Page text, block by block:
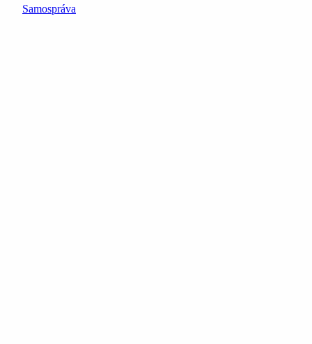
Samospráva